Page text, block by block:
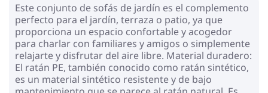
Este conjunto de sofás de jardín es el complemento
perfecto para el jardín, terraza o patio, ya que
proporciona un espacio confortable y acogedor
para charlar con familiares y amigos o simplemente
relajarte y disfrutar del aire libre. Material duradero:
El ratán PE, también conocido como ratán sintético,
es un material sintético resistente y de bajo